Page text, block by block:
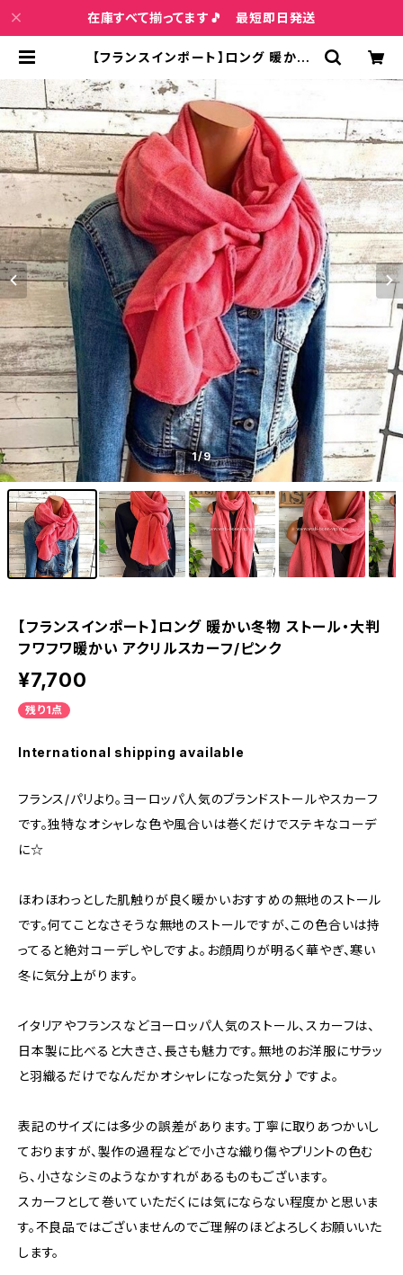
在庫すべて揃ってます🎵 最短即日発送
【フランスインポート】ロング 暖かい
アクリルスカーフ/ピンク | インポート
ファッション＆ジュエリー Wish Bon
e VIP
1/9
【フランスインポート】ロング 暖かい冬物 ストール・大判
フワフワ暖かい アクリルスカーフ/ピンク
¥7,700
残り1点
International shipping available
フランス/パリより。ヨーロッパ人気のブランドストールやスカーフ
です。独特なオシャレな色や風合いは巻くだけでステキなコーデ
に☆
ほわほわっとした肌触りが良く暖かいおすすめの無地のストール
です。何てことなさそうな無地のストールですが、この色合いは持
ってると絶対コーデしやしですよ。お顔周りが明るく華やぎ、寒い
冬に気分上がります。
イタリアやフランスなどヨーロッパ人気のストール、スカーフは、
日本製に比べると大きさ、長さも魅力です。無地のお洋服にサラッ
と羽織るだけでなんだかオシャレになった気分♪ですよ。
表記のサイズには多少の誤差があります。丁寧に取りあつかいし
ておりますが、製作の過程などで小さな織り傷やプリントの色む
ら、小さなシミのようなかすれがあるものもございます。
スカーフとして巻いていただくには気にならない程度かと思いま
す。不良品ではございませんのでご理解のほどよろしくお願いいた
します。